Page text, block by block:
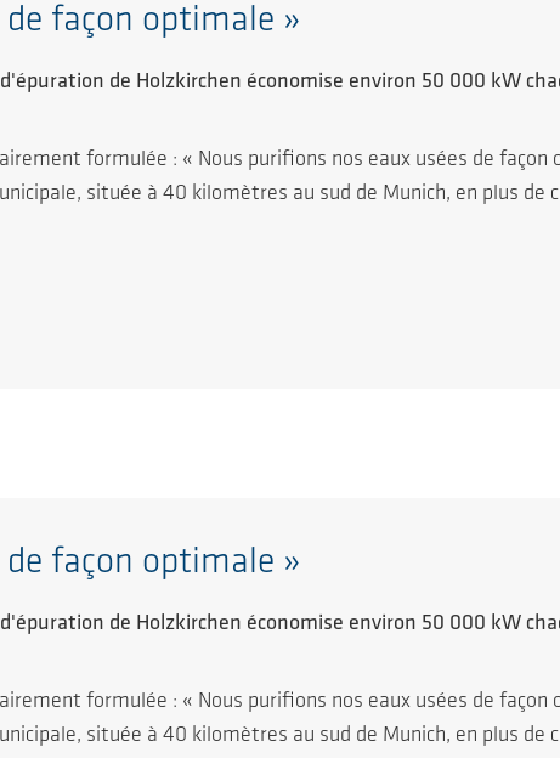
façon optimale »
de Holzkirchen économise environ 50 000 kW
formulée : « Nous purifions nos eaux usées de
située à 40 kilomètres au sud de Munich, en plus de
façon optimale »
de Holzkirchen économise environ 50 000 kW
formulée : « Nous purifions nos eaux usées de
située à 40 kilomètres au sud de Munich, en plus de